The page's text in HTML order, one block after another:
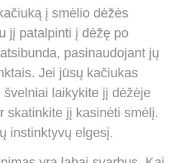
į smėlio dėžės
jį patalpinti į dėžę po
pasinaudojant jų
Jei jūsų kačiukas
švelniai laikykite jį dėžėje
skatinkite jį kasinėti smėlį.
instinktyvų elgesį.